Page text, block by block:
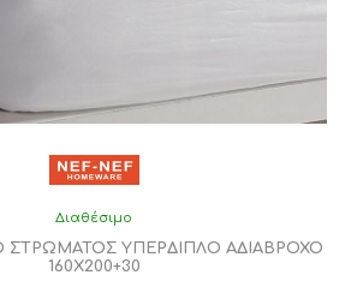
Διαθέσιμο
ΣΤΡΩΜΑΤΟΣ ΥΠΕΡΔΙΠΛΟ ΑΔΙΑΒΡΟΧΟ
160Χ200+30